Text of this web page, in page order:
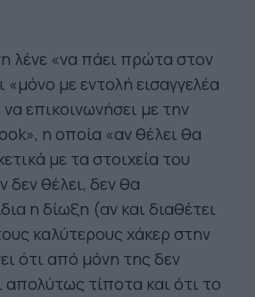
λένε «να πάει πρώτα στον
«μόνο με εντολή εισαγγελέα
επικοινωνήσει με την
η οποία «αν θέλει θα
με τα στοιχεία του
δεν θέλει, δεν θα
η δίωξη (αν και διαθέτει
καλύτερους χάκερ στην
ότι από μόνη της δεν
απολύτως τίποτα και ότι το